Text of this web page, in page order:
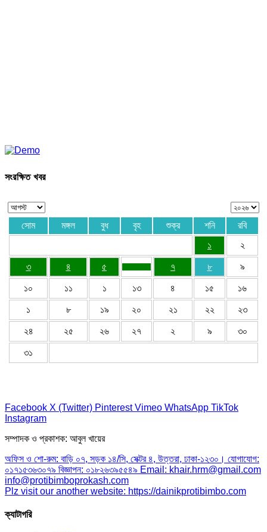
সংরক্ষিত খবর
সোম মঙ্গল বুধ বৃহ শুক্র শনি
রবি
১
২
৩ ৪ ৫ ৭ ৮ ৯
১০ ১১ ১ ১৩ ৪ ১৫ ১৬
১ ৮ ১৯ ২০ ২১ ২২ ২৩
২৪ ২৫ ২৬ ২৭ ২ ৯ ৩০
৩১
Facebook X (Twitter) Pinterest Vimeo WhatsApp TikTok
Instagram
সম্পাদক ও প্রকাশক: আবুল খায়ের
অফিস ও শো-রুম: বাড়ি ০৭, সড়ক ১৪/সি, সেক্টর ৪, উত্তরা, ঢাকা-১২৩০। যোগাযোগ:
০১৭১৫৩৬৩০৭৯ বিজ্ঞাপন: ০১৮২৬৩৯৫৫৪৯ Email: khair.hrm@gmail.com
info@protibimboprokash.com
Plz visit our another website: https://dainikprotibimbo.com
ক্যাটাগরি